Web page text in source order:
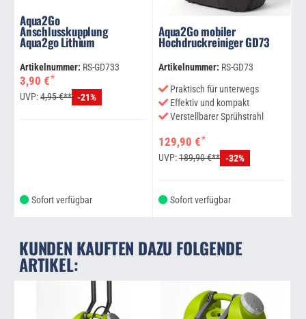
Aqua2Go
Anschlusskupplung
Aqua2go Lithium
Artikelnummer: RS-GD733
3,90 €*
UVP:4,95 €** -21%
Sofort verfügbar
Aqua2Go mobiler
Hochdruckreiniger GD73
Artikelnummer: RS-GD73
Praktisch für unterwegs
Effektiv und kompakt
Verstellbarer Sprühstrahl
129,90 €*
UVP:189,90 €** -32%
Sofort verfügbar
KUNDEN KAUFTEN DAZU FOLGENDE
ARTIKEL: